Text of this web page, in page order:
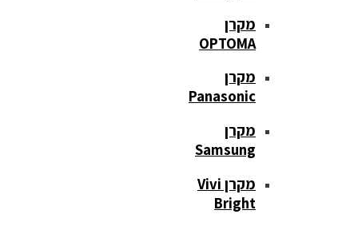
מקרן
OPTOMA
מקרן
Panasonic
מקרן
Samsung
מקרן Vivi
Bright